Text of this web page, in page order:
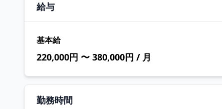
給与
基本給
220,000円 〜 380,000円 / 月
勤務時間